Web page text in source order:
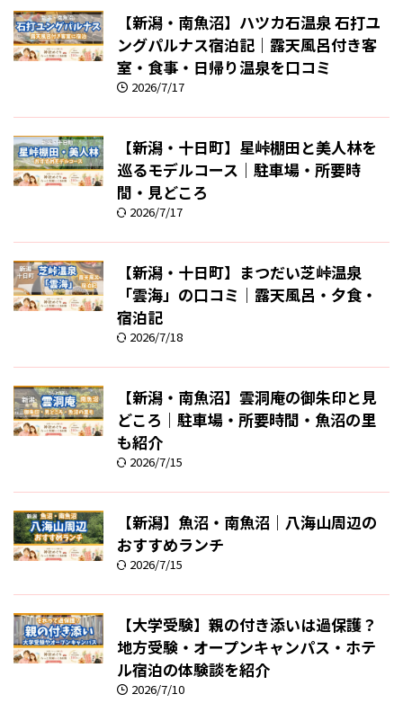
【新潟・南魚沼】ハツカ石温泉 石打ユ
ングパルナス宿泊記｜露天風呂付き客
室・食事・日帰り温泉を口コミ
2026/7/17
【新潟・十日町】星峠棚田と美人林を
巡るモデルコース｜駐車場・所要時
間・見どころ
2026/7/17
【新潟・十日町】まつだい芝峠温泉
「雲海」の口コミ｜露天風呂・夕食・
宿泊記
2026/7/18
【新潟・南魚沼】雲洞庵の御朱印と見
どころ｜駐車場・所要時間・魚沼の里
も紹介
2026/7/15
【新潟】魚沼・南魚沼｜八海山周辺の
おすすめランチ
2026/7/15
【大学受験】親の付き添いは過保護？
地方受験・オープンキャンパス・ホテ
ル宿泊の体験談を紹介
2026/7/10